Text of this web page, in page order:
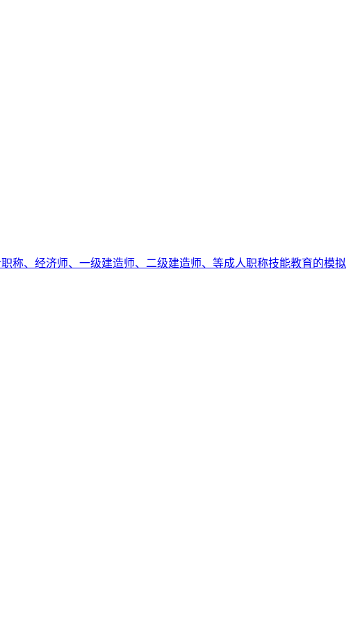
称、经济师、一级建造师、二级建造师、等成人职称技能教育的模拟